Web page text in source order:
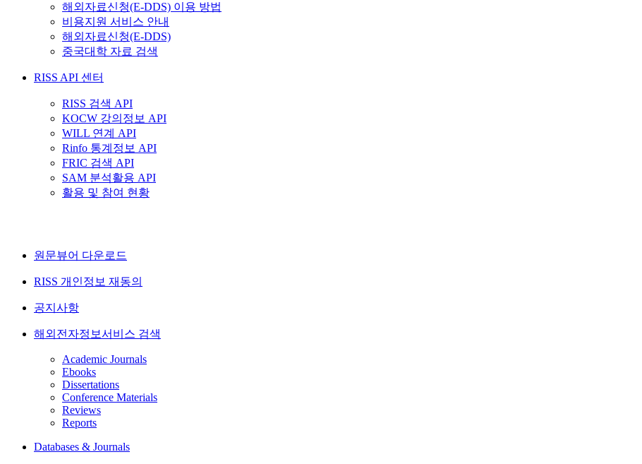
해외자료신청(E-DDS) 이용 방법
비용지원 서비스 안내
해외자료신청(E-DDS)
중국대학 자료 검색
RISS API 센터
RISS 검색 API
KOCW 강의정보 API
WILL 연계 API
Rinfo 통계정보 API
FRIC 검색 API
SAM 분석활용 API
활용 및 참여 현황
원문뷰어 다운로드
RISS 개인정보 재동의
공지사항
해외전자정보서비스 검색
Academic Journals
Ebooks
Dissertations
Conference Materials
Reviews
Reports
Databases & Journals